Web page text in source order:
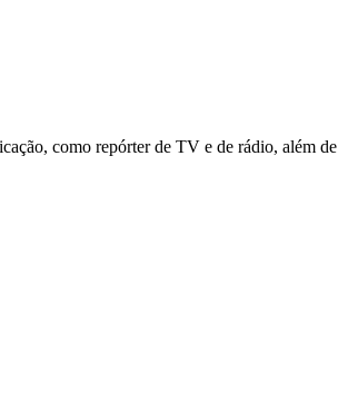
como repórter de TV e de rádio, além de